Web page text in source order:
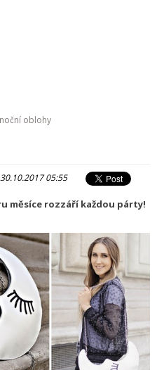
oblohy
05:55
měsíce rozzáří každou párty!